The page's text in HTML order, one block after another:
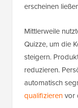
erscheinen
Mittlerweile
Quizze, um die
steigern.
reduzieren.
automatisch
qualifizierenvor